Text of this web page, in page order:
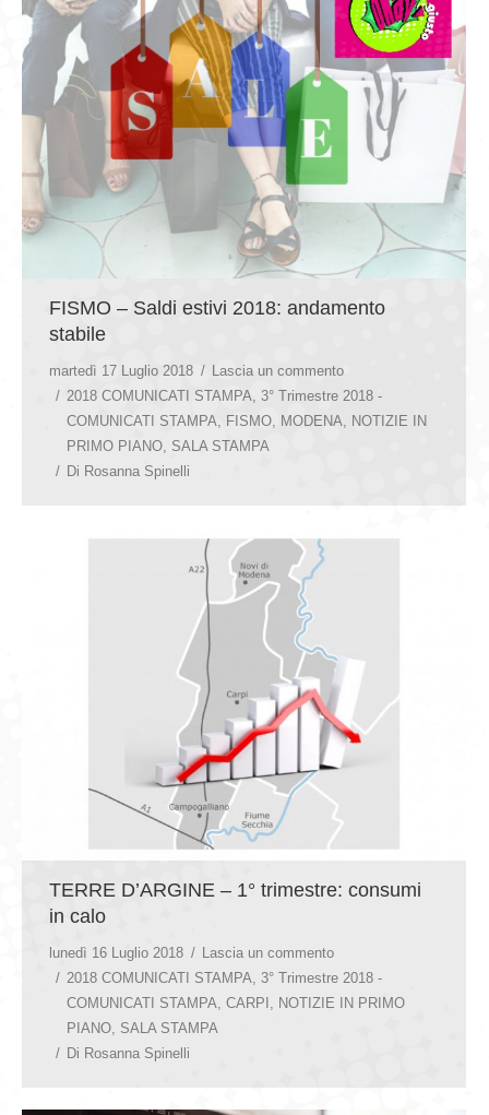
FISMO – Saldi estivi 2018: andamento
stabile
martedì 17 Luglio 2018
Lascia un commento
2018 COMUNICATI STAMPA, 3° Trimestre 2018 -
COMUNICATI STAMPA, FISMO, MODENA, NOTIZIE IN
PRIMO PIANO, SALA STAMPA
Di Rosanna Spinelli
TERRE D’ARGINE – 1° trimestre: consumi
in calo
lunedì 16 Luglio 2018
Lascia un commento
2018 COMUNICATI STAMPA, 3° Trimestre 2018 -
COMUNICATI STAMPA, CARPI , NOTIZIE IN PRIMO
PIANO, SALA STAMPA
Di Rosanna Spinelli